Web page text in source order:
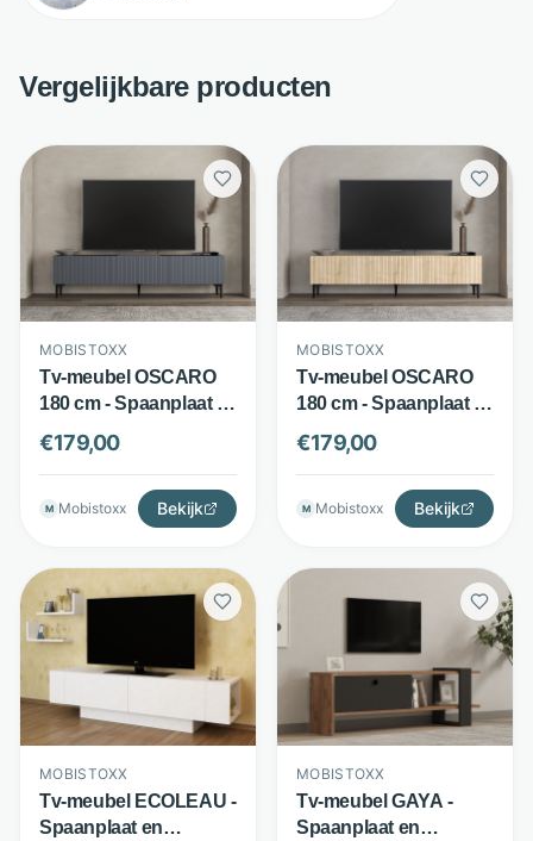
Vergelijkbare producten
MOBISTOXX
Tv-meubel OSCARO
180 cm - Spaanplaat - 3
klapdeuren - Antraciet
- Mobistoxx
€179,00
M Mobistoxx Bekijk
MOBISTOXX
Tv-meubel OSCARO
180 cm - Spaanplaat - 3
klapdeuren - Saphire
eik - Mobistoxx
€179,00
M Mobistoxx Bekijk
MOBISTOXX
Tv-meubel ECOLEAU -
Spaanplaat en
MOBISTOXX
Tv-meubel GAYA -
Spaanplaat en